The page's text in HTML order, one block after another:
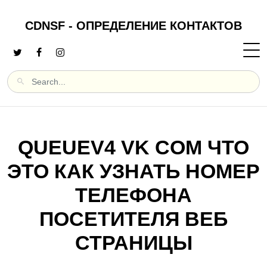
CDNSF - ОПРЕДЕЛЕНИЕ КОНТАКТОВ
QUEUEV4 VK COM ЧТО
ЭТО КАК УЗНАТЬ НОМЕР
ТЕЛЕФОНА
ПОСЕТИТЕЛЯ ВЕБ
СТРАНИЦЫ